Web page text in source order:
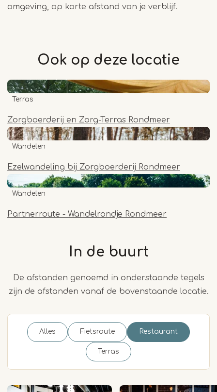
omgeving, op korte afstand van je verblijf.
Ook op deze locatie
Zorgboerderij en Zorg-Terras Rondmeer
Terras
Ezelwandeling bij Zorgboerderij Rondmeer
Wandelen
Partnerroute - Wandelrondje Rondmeer
Wandelen
In de buurt
De afstanden genoemd in onderstaande tegels
zijn de afstanden vanaf de bovenstaande locatie.
Alles Fietsroute Restaurant
Terras